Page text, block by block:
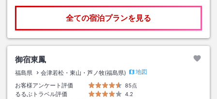
全ての宿泊プランを見る
御宿東鳳
福島県 会津若松・東山・芦ノ牧(福島県)
地図
お客様アンケート評価
85点
るるぶトラベル評価
4.2